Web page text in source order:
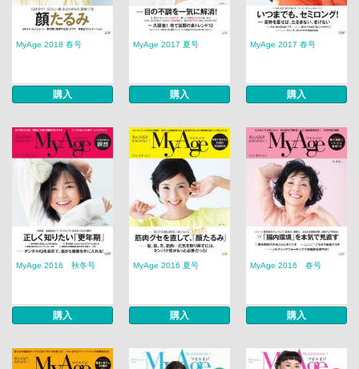
MyAge 2018 春号
購入
MyAge 2017 夏号
購入
MyAge 2017 春号
購入
MyAge 2016 秋冬号
購入
MyAge 2016 夏号
購入
MyAge 2016 春号
購入